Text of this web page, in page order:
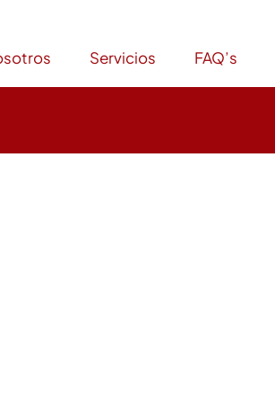
Servicios FAQ’s